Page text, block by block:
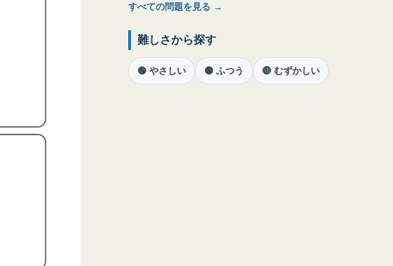
すべての問題を見る →
難しさから探す
🟢 やさしい 🟡 ふつう 🔴 むずかしい